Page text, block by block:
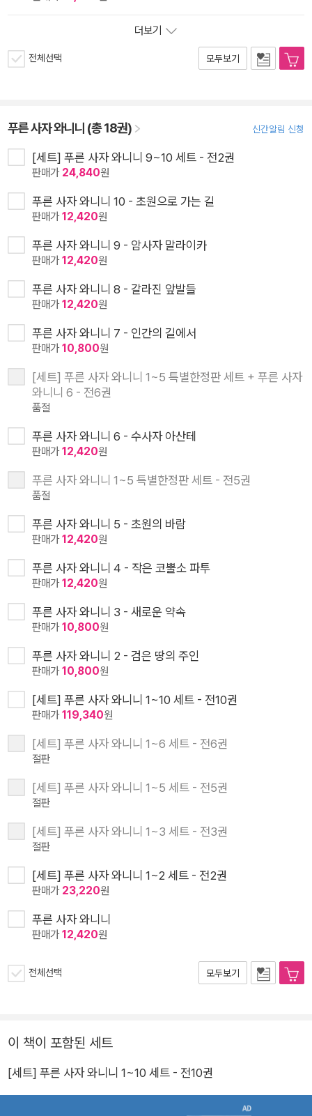
더보기
전체선택 모두보기
푸른 사자 와니니 (총 18권) 신간알림 신청
[세트] 푸른 사자 와니니 9~10 세트 - 전2권
판매가 24,840원
푸른 사자 와니니 10 - 초원으로 가는 길
판매가12,420원
푸른 사자 와니니 9 - 암사자 말라이카
판매가12,420원
푸른 사자 와니니 8 - 갈라진 앞발들
판매가12,420원
푸른 사자 와니니 7 - 인간의 길에서
판매가10,800원
[세트] 푸른 사자 와니니 1~5 특별한정판 세트 + 푸른 사자
와니니 6 - 전6권
품절
푸른 사자 와니니 6 - 수사자 아산테
판매가12,420원
푸른 사자 와니니 1~5 특별한정판 세트 - 전5권
품절
푸른 사자 와니니 5 - 초원의 바람
판매가12,420원
푸른 사자 와니니 4 - 작은 코뿔소 파투
판매가12,420원
푸른 사자 와니니 3 - 새로운 약속
판매가10,800원
푸른 사자 와니니 2 - 검은 땅의 주인
판매가10,800원
[세트] 푸른 사자 와니니 1~10 세트 - 전10권
판매가119,340원
[세트] 푸른 사자 와니니 1~6 세트 - 전6권
절판
[세트] 푸른 사자 와니니 1~5 세트 - 전5권
절판
[세트] 푸른 사자 와니니 1~3 세트 - 전3권
절판
[세트] 푸른 사자 와니니 1~2 세트 - 전2권
판매가 23,220원
푸른 사자 와니니
판매가12,420원
전체선택 모두보기
이 책이 포함된 세트
[세트] 푸른 사자 와니니 1~10 세트 - 전10권